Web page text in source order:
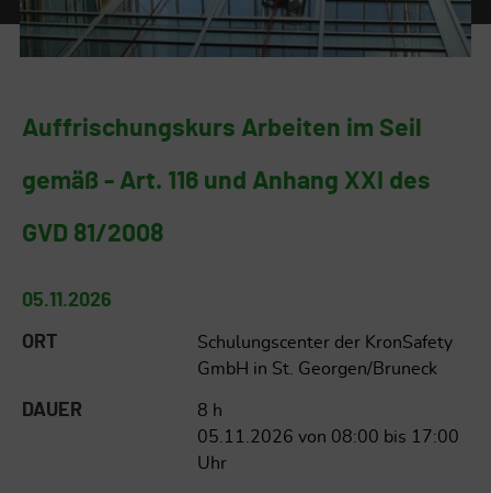
Auffrischungskurs Arbeiten im Seil
gemäß - Art. 116 und Anhang XXI des
GVD 81/2008
05.11.2026
ORT
Schulungscenter der KronSafety
GmbH in St. Georgen/Bruneck
DAUER
8 h
05.11.2026 von 08:00 bis 17:00
Uhr